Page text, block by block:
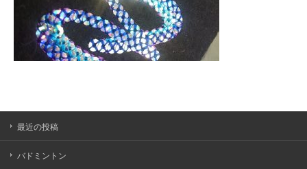
最近の投稿
バドミントン